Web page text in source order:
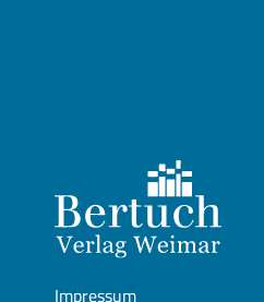
Impressum